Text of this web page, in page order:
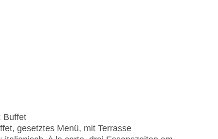
Buffet
gesetztes Menü, mit Terrasse